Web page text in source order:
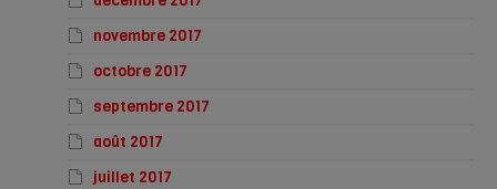
novembre 2017
octobre 2017
septembre 2017
août 2017
juillet 2017